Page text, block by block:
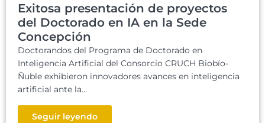
Exitosa presentación de proyectos
del Doctorado en IA en la Sede
Concepción
Doctorandos del Programa de Doctorado en
Inteligencia Artificial del Consorcio CRUCH Biobío-
Ñuble exhibieron innovadores avances en inteligencia
artificial ante la...
Seguir leyendo